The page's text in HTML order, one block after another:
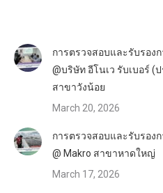
การตรวจสอบและรับรอง
@บริษัท อีโนเว รับเบอร์ (
สาขาวังน้อย
March 20, 2026
การตรวจสอบและรับรอง
@ Makro สาขาหาดใหญ่
March 17, 2026